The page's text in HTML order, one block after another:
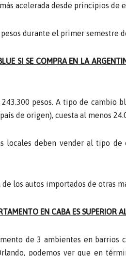
acelerada desde principios de
durante el primer semestre
SI SE COMPRA EN LA
pesos. A tipo de cambio
de origen), cuesta al menos
locales deben vender al tipo
los autos importados de otras
EN CABA ES SUPERIOR
de 3 ambientes en barrios
podemos ver que en